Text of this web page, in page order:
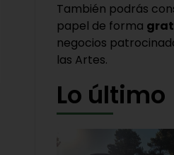
También podrás
papel de forma
negocios
las Artes.
Lo último